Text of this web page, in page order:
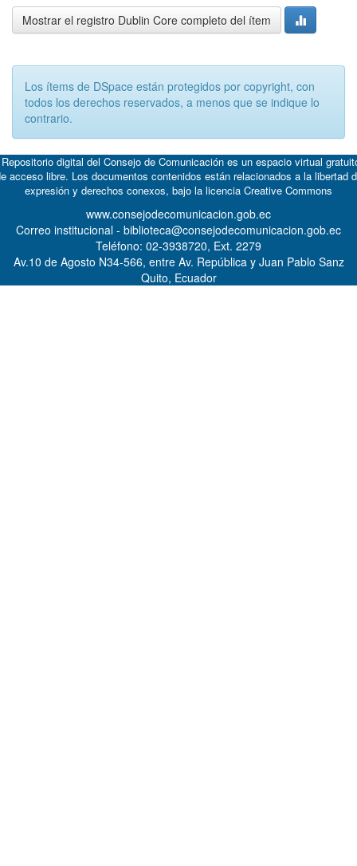
Mostrar el registro Dublin Core completo del ítem
Los ítems de DSpace están protegidos por copyright, con
todos los derechos reservados, a menos que se indique lo
contrario.
digital del Consejo de Comunicación es un espacio virtual
acceso libre. Los documentos contenidos están relacionados a la libertad
expresión y derechos conexos, bajo la licencia Creative Commons
www.consejodecomunicacion.gob.ec
Correo institucional - biblioteca@consejodecomunicacion.gob.ec
Teléfono: 02-3938720, Ext. 2279
Av.10 de Agosto N34-566, entre Av. República y Juan Pablo Sanz
Quito, Ecuador